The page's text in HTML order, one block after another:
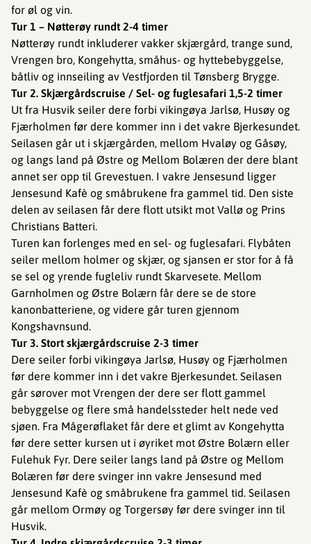
for øl og vin.
Tur 1 – Nøtterøy rundt 2-4 timer
Nøtterøy rundt inkluderer vakker skjærgård, trange sund,
Vrengen bro, Kongehytta, småhus- og hyttebebyggelse,
båtliv og innseiling av Vestfjorden til Tønsberg Brygge.
Tur 2. Skjærgårdscruise / Sel- og fuglesafari 1,5-2 timer
Ut fra Husvik seiler dere forbi vikingøya Jarlsø, Husøy og
Fjærholmen før dere kommer inn i det vakre Bjerkesundet.
Seilasen går ut i skjærgården, mellom Hvaløy og Gåsøy,
og langs land på Østre og Mellom Bolæren der dere blant
annet ser opp til Grevestuen. I vakre Jensesund ligger
Jensesund Kafè og småbrukene fra gammel tid. Den siste
delen av seilasen får dere flott utsikt mot Vallø og Prins
Christians Batteri.
Turen kan forlenges med en sel- og fuglesafari. Flybåten
seiler mellom holmer og skjær, og sjansen er stor for å få
se sel og yrende fugleliv rundt Skarvesete. Mellom
Garnholmen og Østre Bolærn får dere se de store
kanonbatteriene, og videre går turen gjennom
Kongshavnsund.
Tur 3. Stort skjærgårdscruise 2-3 timer
Dere seiler forbi vikingøya Jarlsø, Husøy og Fjærholmen
før dere kommer inn i det vakre Bjerkesundet. Seilasen
går sørover mot Vrengen der dere ser flott gammel
bebyggelse og flere små handelssteder helt nede ved
sjøen. Fra Mågerøflaket får dere et glimt av Kongehytta
før dere setter kursen ut i øyriket mot Østre Bolærn eller
Fulehuk Fyr. Dere seiler langs land på Østre og Mellom
Bolæren før dere svinger inn vakre Jensesund med
Jensesund Kafè og småbrukene fra gammel tid. Seilasen
går mellom Ormøy og Torgersøy før dere svinger inn til
Husvik.